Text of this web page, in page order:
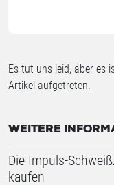
Es tut uns leid, aber es
Artikel aufgetreten.
WEITERE
Die Impuls-
kaufen